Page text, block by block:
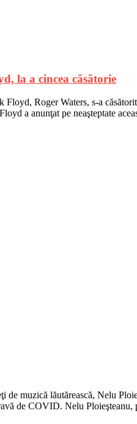
la a cincea căsătorie
Roger Waters, s-a
a anunţat pe neaşteptate
muzică lăutărească, Nelu
de COVID. Nelu